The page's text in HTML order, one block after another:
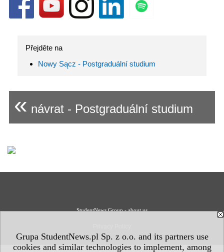
Grupa StudentNews.pl Sp. z o.o. and its partners use
cookies and similar technologies to implement, among
Přejděte na
Nowy Sącz - Postgraduální studium
« návrat - Postgraduální studium
StudentNews Group - about us